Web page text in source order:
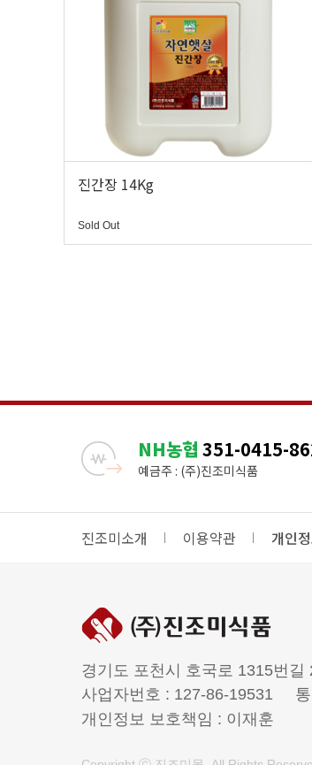
진간장 14Kg
Sold Out
NH농협 351-0415-
예금주 : (주)진조미식품
진조미소개 이용약관 개인
경기도 포천시 호국로 1315번
사업자번호 : 127-86-19531
개인정보 보호책임 : 이재훈